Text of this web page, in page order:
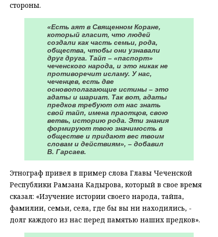
стороны.
«Есть аят в Священном Коране,
который гласит, что людей
создали как часть семьи, рода,
общества, чтобы они узнавали
друг друга. Тайп – «паспорт»
чеченского народа, и это никак не
противоречит исламу. У нас,
чеченцев, есть две
основополагающие истины – это
адаты и шариат. Так вот, адаты
предков требуют от нас знать
свой тайп, имена праотцов, свою
ветвь, историю рода. Эти знания
формируют твою значимость в
обществе и придают вес твоим
словам и действиям», – добавил
В. Гарсаев.
Этнограф привел в пример слова Главы Чеченской
Республики Рамзана Кадырова, который в свое время
сказал: «Изучение истории своего народа, тайпа,
фамилии, семьи, села, где бы вы ни находились, -
долг каждого из нас перед памятью наших предков».